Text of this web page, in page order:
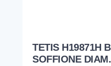
TETIS H19871H
SOFFIONE